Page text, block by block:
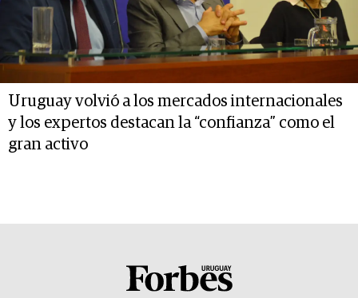
Uruguay volvió a los mercados internacionales
y los expertos destacan la “confianza” como el
gran activo